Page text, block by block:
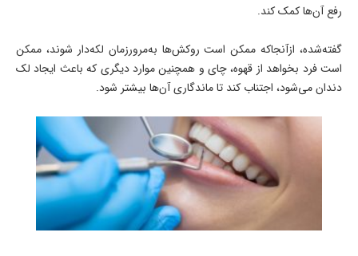
رفع آن‌ها کمک کند.
گفته‌شده، ازآنجاکه ممکن است روکش‌ها به‌مرورزمان لکه‌دار شوند، ممکن
است فرد بخواهد از قهوه، چای و همچنین موارد دیگری که باعث ایجاد لک
دندان می‌شود، اجتناب کند تا ماندگاری آن‌ها بیشتر شود.